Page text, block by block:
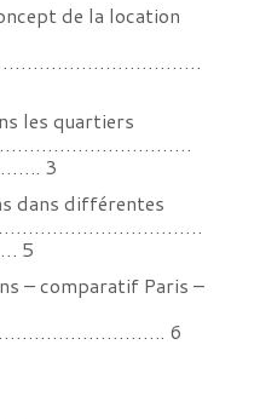
de la location
les quartiers
3
dans différentes
5
– comparatif Paris –
6